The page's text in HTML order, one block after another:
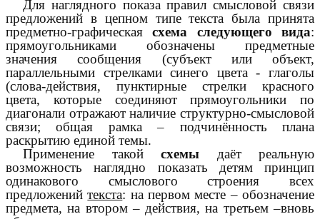
Для наглядного показа правил смысловой связи
предложений в цепном типе текста была принята
предметно-графическаясхема следующего вида:
прямоугольниками обозначены предметные
значения сообщения (субъект или объект,
параллельными стрелками синего цвета - глаголы
(слова-действия, пунктирные стрелки красного
цвета, которые соединяют прямоугольники по
диагонали отражают наличие структурно-смысловой
связи; общая рамка – подчинённость плана
раскрытию единой темы.
Применение такой схемы даёт реальную
возможность наглядно показать детям принцип
одинакового смыслового строения всех
предложенийтекста: на первом месте – обозначение
предмета, на втором – действия, на третьем –вновь